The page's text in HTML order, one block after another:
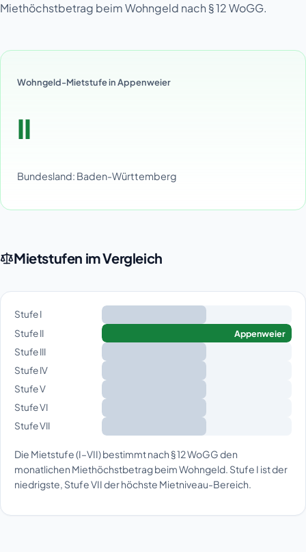
Miethöchstbetrag beim Wohngeld nach § 12 WoGG.
Wohngeld-Mietstufe in Appenweier
II
Bundesland: Baden-Württemberg
Mietstufen im Vergleich
Stufe I
Stufe II
Appenweier
Stufe III
Stufe IV
Stufe V
Stufe VI
Stufe VII
Die Mietstufe (I–VII) bestimmt nach § 12 WoGG den
monatlichen Miethöchstbetrag beim Wohngeld. Stufe I ist der
niedrigste, Stufe VII der höchste Mietniveau-Bereich.